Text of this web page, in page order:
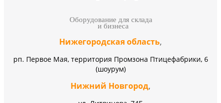
Оборудование для склада
и бизнеса
Нижегородская область,
рп. Первое Мая, территория Промзона Птицефабрики, 6
(шоурум)
Нижний Новгород,